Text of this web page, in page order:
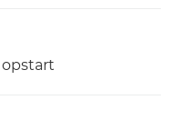
opstart